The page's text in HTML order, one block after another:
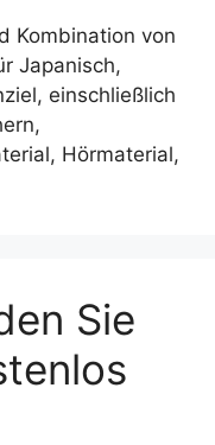
Kombination von
Japanisch,
einschließlich
Hörmaterial,
Sie